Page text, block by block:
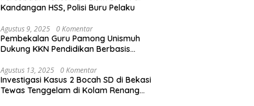
Kandangan HSS, Polisi Buru Pelaku
Agustus 9, 2025 0 Komentar
Pembekalan Guru Pamong Unismuh
Dukung KKN Pendidikan Berbasis
Agustus 13, 2025 0 Komentar
Investigasi Kasus 2 Bocah SD di Bekasi
Tewas Tenggelam di Kolam Renang